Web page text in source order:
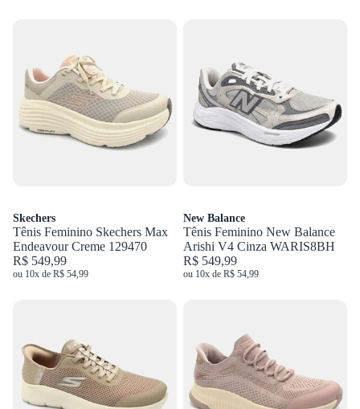
Skechers
Tênis Feminino Skechers Max
Endeavour Creme 129470
R$ 549,99
ou 10x de R$ 54,99
New Balance
Tênis Feminino New Balance
Arishi V4 Cinza WARIS8BH
R$ 549,99
ou 10x de R$ 54,99